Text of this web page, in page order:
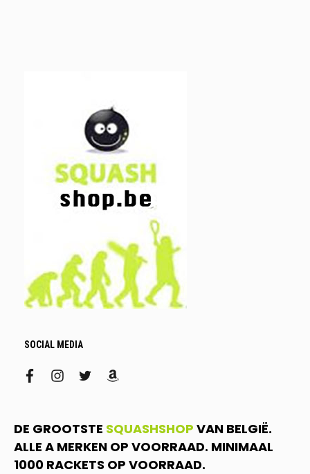
SOCIAL MEDIA
facebookinstagram
twitteramazon
DE GROOTSTE SQUASHSHOP VAN BELGIË.
ALLE A MERKEN OP VOORRAAD. MINIMAAL
1000 RACKETS OP VOORRAAD.